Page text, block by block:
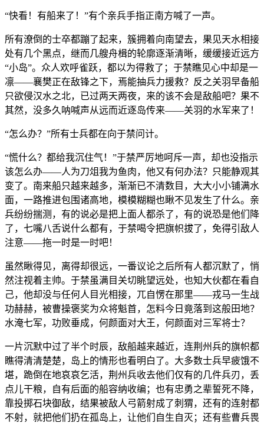
“快看！有船来了！”有个亲兵手指正南方喊了一声。
所有潦倒的士卒都蹦了起来，簇拥着向南望去，果见天水相接
处有几个黑点，继而几艘舟楫的轮廓逐渐清晰，缓缓接近远方
“小岛”。众人欢呼雀跃，都以为得救了；于禁瞧见心中却是一
凛——襄樊正在敌锋之下，焉能抽兵力援救？反之关羽早备船
只欲侵汉水之北，已过两天两夜，来的该不会是敌船吧？果不
其然，没多久呐喊声从远而近逐岛传来——关羽的水军来了！
“怎么办？”所有士兵都在向于禁问计。
“慌什么？都给我沉住气！”于禁严厉地呵斥一声，却也没指示
该怎么办——人为刀俎我为鱼肉，他又有何办法？只能静观其
变了。南来船只越来越多，渐渐已不清数目，大大小小铺满水
面，一路推进包围诸高地，模模糊糊也瞅不见发生了什么。亲
兵纷纷揣测，有的说必是把上面人都杀了，有的说恐是他们降
了，七嘴八舌说什么都有，于禁喝令把旗帜拔了，免得引敌人
注意——拖一时是一时吧！
虽然瞅得见，离得却很远，一番议论之后所有人都沉默了，悄
然注视着主帅。于禁虽满目关切眺望远处，也知大伙都在看自
己，他却没与任何人目光相接，兀自愣在那里——戎马一生战
功赫赫，被曹操褒奖为众将魁首，怎料今日竟落到这般田地？
水淹七军，功败垂成，何颜面对大王，何颜面对三军将士？
一片沉默中过了半个时辰，敌船越来越近，连荆州兵的旗帜都
瞧得清清楚楚，岛上的情形也看明白了。大多数士兵早疲饿不
堪，跪倒在地哀哀乞活，荆州兵收去他们仅有的几件兵刃，丢
点儿干粮，自有后面的船容纳收编；也有忠勇之辈誓死不降，
靠投掷石块御敌，结果被敌人弓箭射成了刺猬，还有的连射都
不射，就把他们扔在孤岛上，让他们自生自灭；还有些曹兵畏